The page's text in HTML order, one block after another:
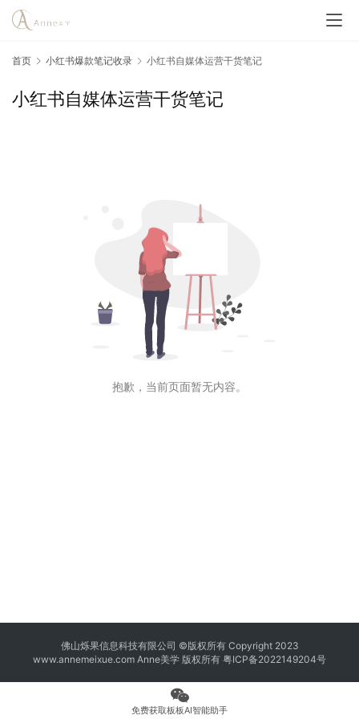
首页 小红书爆款笔记收录 小红书自媒体运营干货笔记
小红书自媒体运营干货笔记
抱歉，当前页面暂无内容。
佛山烁果信息科技有限公司 ©版权所有 Copyright 2023
www.annemeixue.com Anne美学 版权所有 粤ICP备2022149204号
免费获取板板AI智能助手